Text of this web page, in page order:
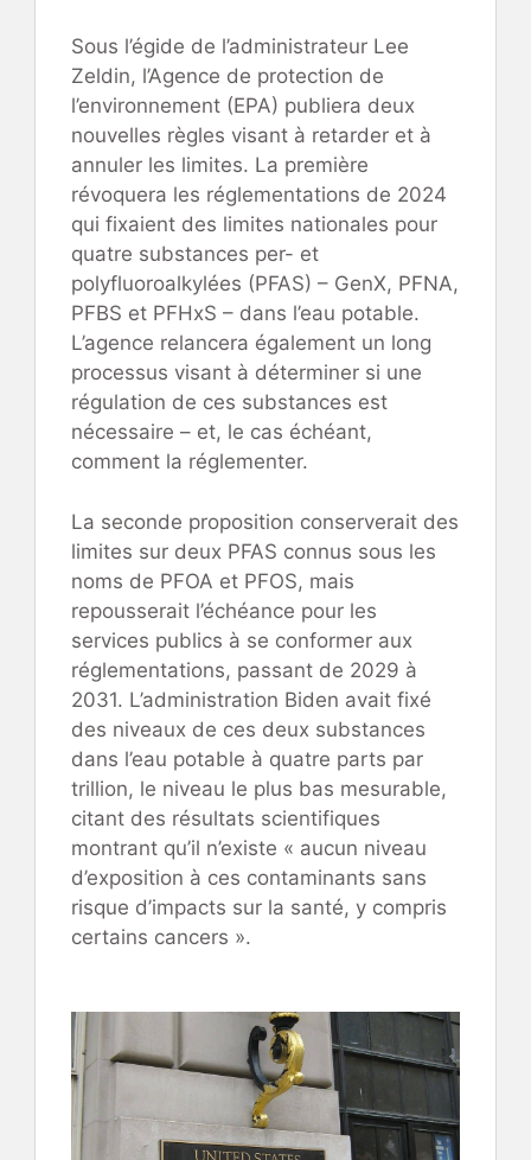
Sous l’égide de l’administrateur Lee
Zeldin, l’Agence de protection de
l’environnement (EPA) publiera deux
nouvelles règles visant à retarder et à
annuler les limites. La première
révoquera les réglementations de 2024
qui fixaient des limites nationales pour
quatre substances per- et
polyfluoroalkylées (PFAS) – GenX, PFNA,
PFBS et PFHxS – dans l’eau potable.
L’agence relancera également un long
processus visant à déterminer si une
régulation de ces substances est
nécessaire – et, le cas échéant,
comment la réglementer.
La seconde proposition conserverait des
limites sur deux PFAS connus sous les
noms de PFOA et PFOS, mais
repousserait l’échéance pour les
services publics à se conformer aux
réglementations, passant de 2029 à
2031. L’administration Biden avait fixé
des niveaux de ces deux substances
dans l’eau potable à quatre parts par
trillion, le niveau le plus bas mesurable,
citant des résultats scientifiques
montrant qu’il n’existe « aucun niveau
d’exposition à ces contaminants sans
risque d’impacts sur la santé, y compris
certains cancers ».